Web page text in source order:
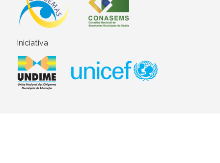
Iniciativa